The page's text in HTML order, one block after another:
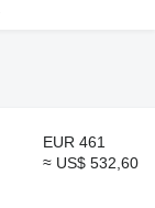
EUR 461
≈ US$ 532,60